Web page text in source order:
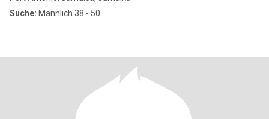
Suche: Männlich 38 - 50